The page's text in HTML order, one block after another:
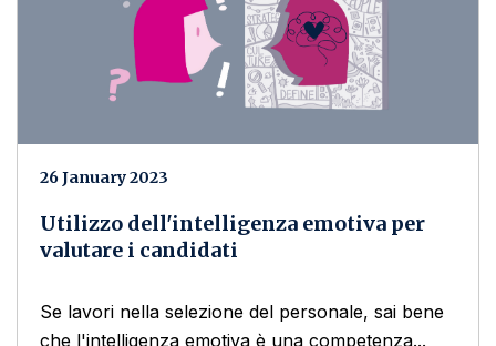
26 January 2023
Utilizzo dell'intelligenza emotiva per
valutare i candidati
Se lavori nella selezione del personale, sai bene
che l'intelligenza emotiva è una competenza...